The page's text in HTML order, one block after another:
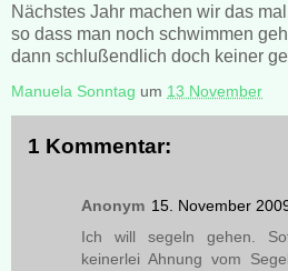
Nächstes Jahr machen wir das
so dass man noch schwimmen
dann schlußendlich doch keiner
Manuela Sonntag um 13 November
1 Kommentar:
Anonym 15. November
Ich will segeln gehen.
keinerlei Ahnung vom